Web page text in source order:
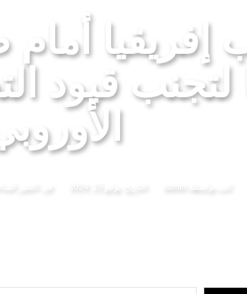
المؤدية إلى سبتة ومليلية جاءت نتيجة عوامل متداخلة في مقدمتها الاستغلال
بالمغرب: نموذج للتسامح والتعايش ومسار تنموي واعد حركة الشعر
اللجنة المؤقتة تدعو المؤسسات الصحفية إلى موافاتها باللوائح المحينة للصحافيين
إفريقيا
لتجنب قيود